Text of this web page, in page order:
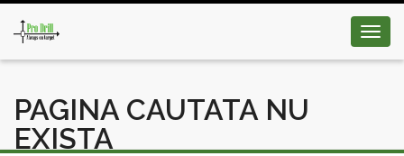
PAGINA CAUTATA NU
EXISTA